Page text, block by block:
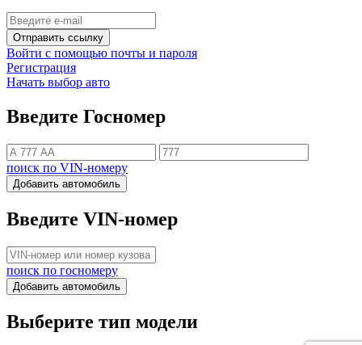
Отправить ссылку
Войти с помощью почты и пароля
Регистрация
Начать выбор авто
Введите Госномер
поиск по VIN-номеру
Добавить автомобиль
Введите VIN-номер
поиск по госномеру
Добавить автомобиль
Выберите тип модели